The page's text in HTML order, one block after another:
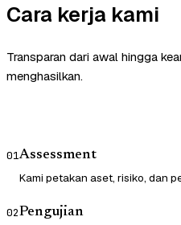
Cara kerja kami
Transparan dari awal hingga
menghasilkan.
01Assessment
Kami petakan aset, risiko, dan
02Pengujian